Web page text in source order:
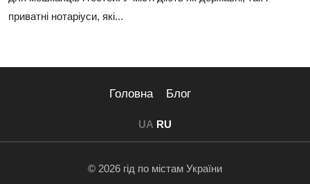
приватні нотаріуси, які...
Головна Блог
UA RU
© 2026 гід по містам України